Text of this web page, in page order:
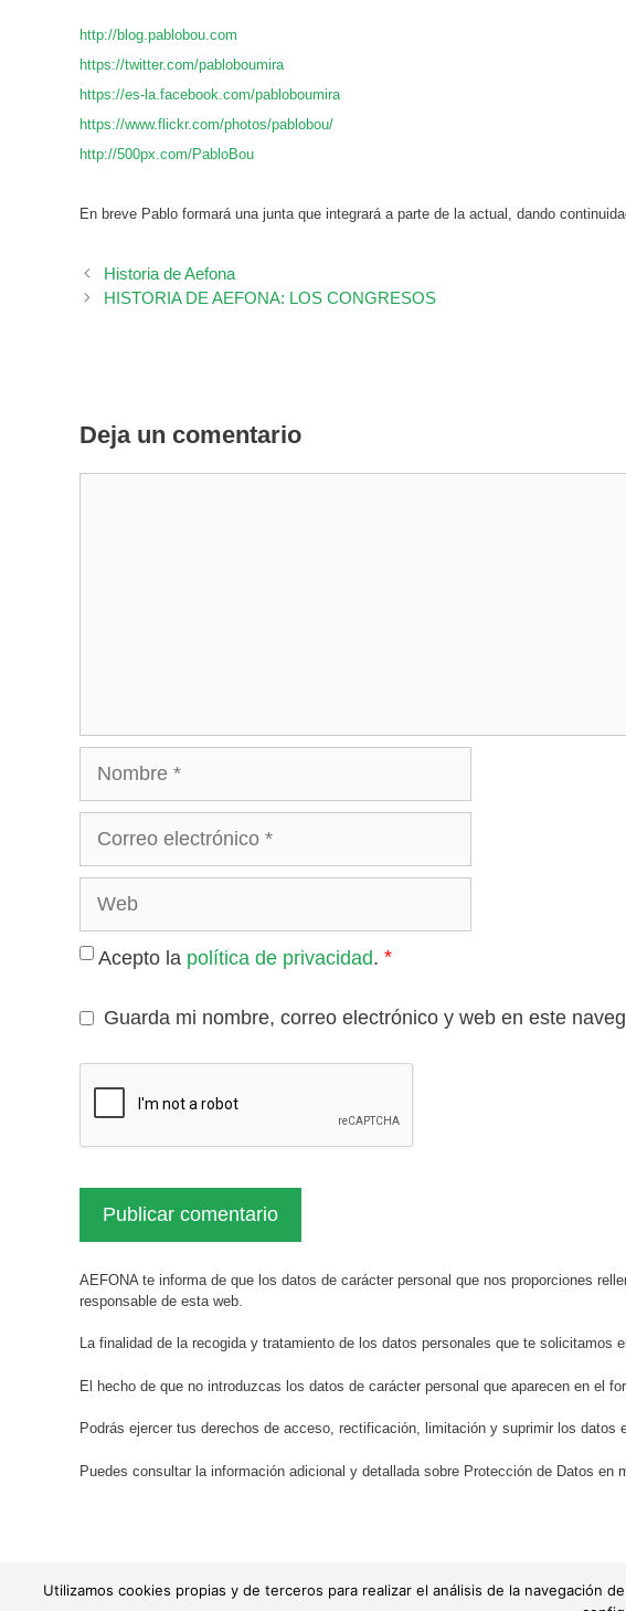
http://blog.pablobou.com
https://twitter.com/pabloboumira
https://es-la.facebook.com/pabloboumira
https://www.flickr.com/photos/pablobou/
http://500px.com/PabloBou
En breve Pablo formará una junta que integrará a parte de la actual, dando
Historia de Aefona
HISTORIA DE AEFONA: LOS CONGRESOS
Deja un comentario
Acepto la política de privacidad. *
Guarda mi nombre, correo electrónico y web en este
AEFONA te informa de que los datos de carácter personal que nos proporciones
responsable de esta web.
La finalidad de la recogida y tratamiento de los datos personales que te solicitamos
El hecho de que no introduzcas los datos de carácter personal que aparecen en el
Podrás ejercer tus derechos de acceso, rectificación, limitación y suprimir los datos
Puedes consultar la información adicional y detallada sobre Protección de Datos en
© AEFONA 2011- 2026 | Todas las imágenes y textos son propiedad de sus autores.
Utilizamos cookies propias y de terceros para realizar el análisis de la navegación